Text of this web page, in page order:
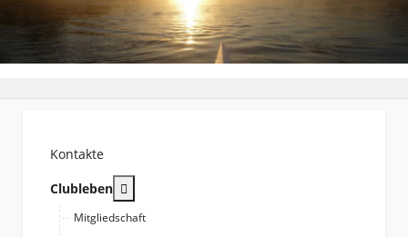
Kontakte
Clubleben
Mitgliedschaft